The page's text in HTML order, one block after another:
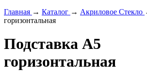
Главная → Каталог → Акриловое Стекло
горизонтальная
Подставка А5
горизонтальная